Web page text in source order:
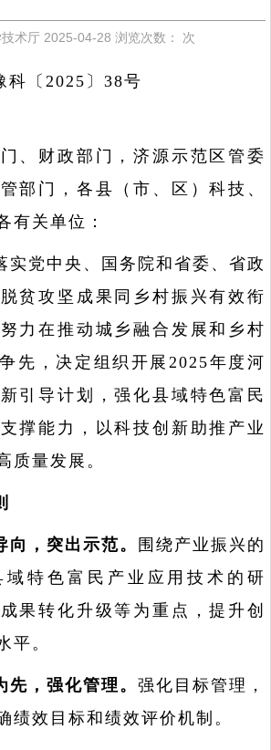
术厅 2025-04-28 浏览次数： 次
科〔2025〕38号
、财政部门，济源示范区管委
部门，各县（市、区）科技、
有关单位：
实党中央、国务院和省委、省政
贫攻坚成果同乡村振兴有效衔
力在推动城乡融合发展和乡村
先，决定组织开展2025年度河
引导计划，强化县域特色富民
撑能力，以科技创新助推产业
质量发展。
向，突出示范。
围绕产业振兴的
域特色富民产业应用技术的研
果转化升级等为重点，提升创
平。
先，强化管理。 强化目标管理，
绩效目标和绩效评价机制。